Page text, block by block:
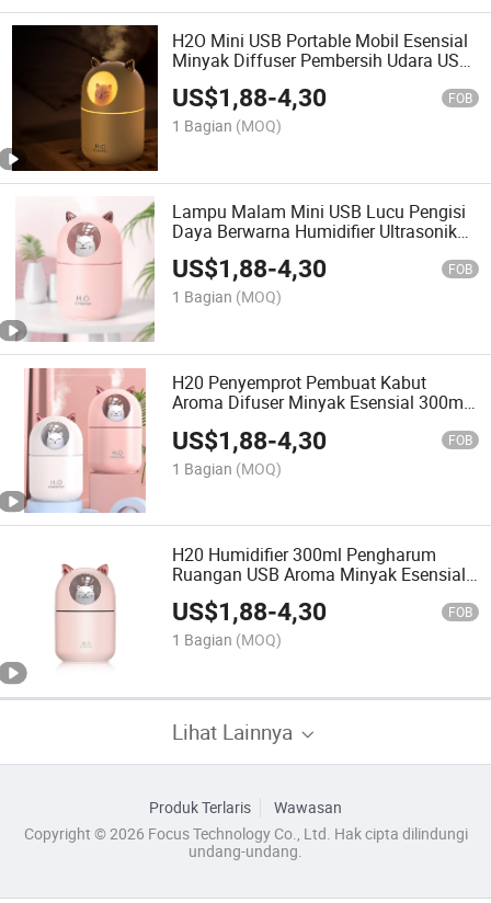
H2O Mini USB Portable Mobil Esensial
Minyak Diffuser Pembersih Udara USB
Meja Kabut Dingin Humidifier Diffuser
untuk Kamar Tidur
US$1,88-4,30 FOB
1 Bagian (MOQ)
Lampu Malam Mini USB Lucu Pengisi
Daya Berwarna Humidifier Ultrasonik
Kabut Dingin Udara
US$1,88-4,30 FOB
1 Bagian (MOQ)
H20 Penyemprot Pembuat Kabut
Aroma Difuser Minyak Esensial 300ml
Lampu LED USB Humidifier Udara
US$1,88-4,30 FOB
1 Bagian (MOQ)
H20 Humidifier 300ml Pengharum
Ruangan USB Aroma Minyak Esensial
Kelinci Lucu Lampu Malam LED
Pembersih Udara Pembuat Kabut
Humidifier Portabel
US$1,88-4,30 FOB
1 Bagian (MOQ)
Lihat Lainnya
Produk Terlaris
Wawasan
Copyright © 2026 Focus Technology Co., Ltd. Hak cipta dilindungi
undang-undang.